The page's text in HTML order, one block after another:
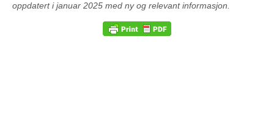
oppdatert i januar 2025 med ny og relevant informasjon.